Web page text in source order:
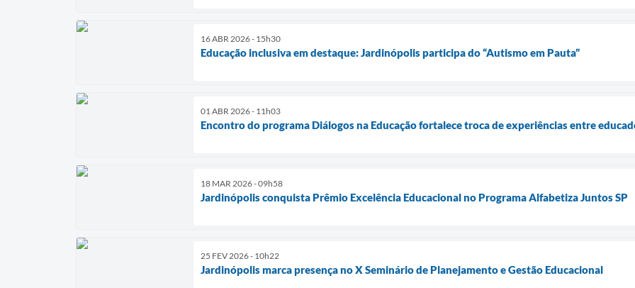
16 ABR 2026 - 15h30
Educação inclusiva em destaque: Jardinópolis participa do “Autismo em Pauta”
01 ABR 2026 - 11h03
Encontro do programa Diálogos na Educação fortalece troca de experiências entre
18 MAR 2026 - 09h58
Jardinópolis conquista Prêmio Excelência Educacional no Programa Alfabetiza Juntos SP
25 FEV 2026 - 10h22
Jardinópolis marca presença no X Seminário de Planejamento e Gestão Educacional